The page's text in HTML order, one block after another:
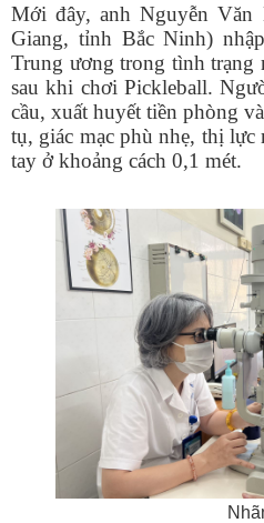
Mới đây, anh Nguyễn
Giang, tỉnh Bắc Ninh)
Trung ương trong tình trạng
sau khi chơi Pickleball.
cầu, xuất huyết tiền phòng
tụ, giác mạc phù nhẹ, thị lực
tay ở khoảng cách 0,1 mét.